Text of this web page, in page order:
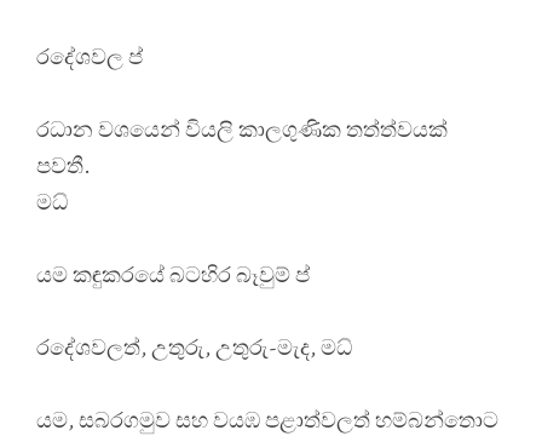
රදේශවල ප්
රධාන වශයෙන් වියලි කාලගුණික තත්ත්වයක්
පවතී.
මධ්
යම කඳුකරයේ බටහිර බෑවුම් ප්
රදේශවලත්, උතුරු, උතුරු-මැද, මධ්
යම, සබරගමුව සහ වයඹ පළාත්වලත් හම්බන්තොට